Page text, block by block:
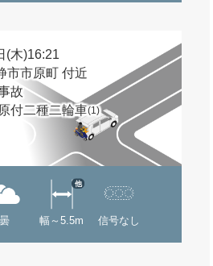
(木)16:21
市市原町 付近
故
原付二種二輪車(1)
曇 幅～5.5m
他
信号なし